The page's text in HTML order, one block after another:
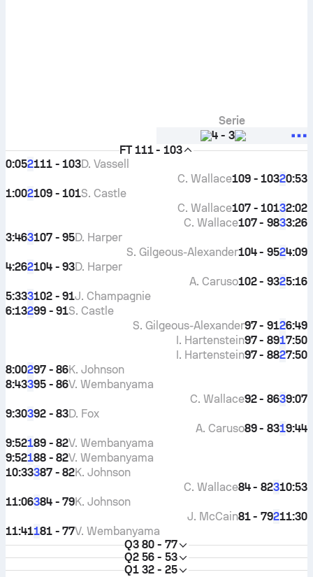
Serie
4 - 3
FT 111 - 103
0:052111 - 103D. Vassell
0:53
2
109 - 103
C. Wallace
1:002109 - 101S. Castle
2:02
3
107 - 101
C. Wallace
3:26
3
107 - 98
C. Wallace
3:463107 - 95D. Harper
4:09
2
104 - 95
S. Gilgeous-Alexander
4:262104 - 93D. Harper
5:16
2
102 - 93
A. Caruso
5:333102 - 91J. Champagnie
6:13299 - 91S. Castle
6:49
2
97 - 91
S. Gilgeous-Alexander
7:50
1
97 - 89
I. Hartenstein
7:50
2
97 - 88
I. Hartenstein
8:00297 - 86K. Johnson
8:43395 - 86V. Wembanyama
9:07
3
92 - 86
C. Wallace
9:30392 - 83D. Fox
9:44
1
89 - 83
A. Caruso
9:52189 - 82V. Wembanyama
9:52188 - 82V. Wembanyama
10:33387 - 82K. Johnson
10:53
3
84 - 82
C. Wallace
11:06384 - 79K. Johnson
11:30
2
81 - 79
J. McCain
11:41181 - 77V. Wembanyama
Q3 80 - 77
Q2 56 - 53
Q1 32 - 25